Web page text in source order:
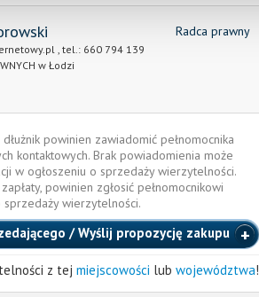
Radca prawny
, tel.: 660 794 139
w Łodzi
powinien zawiadomić pełnomocnika
kontaktowych. Brak powiadomienia może
w ogłoszeniu o sprzedaży wierzytelności.
powinien zgłosić pełnomocnikowi
sprzedaży wierzytelności.
/ Wyślij propozycję zakupu
z tej miejscowości lub województwa!